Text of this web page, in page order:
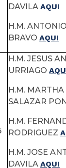
DAVILA AQUI
H.M.
BRAVO AQUI
H.M. JESUS
URRIAGO
H.M.
SALAZAR
H.M.
RODRIGUEZ
H.M. JOSE
DAVILA AQUI